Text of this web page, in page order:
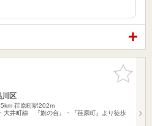
お気に入
りに追加
川区
荏原町駅202m
大井町線 『旗の台』・『荏原町』より徒歩